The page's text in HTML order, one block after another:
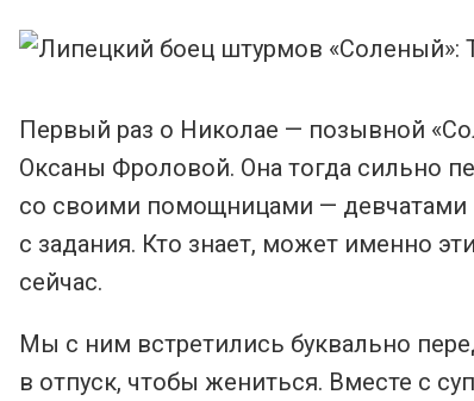
Первый раз о Николае — позывной
Оксаны Фроловой. Она тогда сильно
со своими помощницами — девчатами
с задания. Кто знает, может именно
сейчас.
Мы с ним встретились буквально
в отпуск, чтобы жениться. Вместе с